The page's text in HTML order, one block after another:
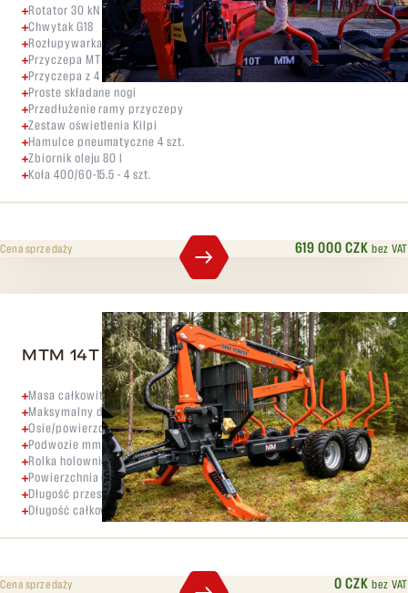
Rotator 30 kN z kołnierzem
Chwytak G18
Rozłupywarka 4/8 XY - Bucher HDS 16 on-off
Przyczepa MTM Forest 10T SX 60
Przyczepa z 4 parami drążków
Proste składane nogi
Przedłużenie ramy przyczepy
Zestaw oświetlenia Kilpi
Hamulce pneumatyczne 4 szt.
Zbiornik oleju 80 l
Koła 400/60-15.5 - 4 szt.
619 000 CZKbez VAT
Cena sprzedaży
MTM 14T
Masa całkowita kg 14500
Maksymalny dopuszczalny nacisk na oś kg 12500
Osie/powierzchnie 80x80-8
Podwozie mm 2x(200x100x8)
Rolka holownicza szt. 2
Powierzchnia ładunkowa m2 2,65
Długość przestrzeni ładunkowej mm 4120
Długość całkowita mm 6750
0 CZKbez VAT
Cena sprzedaży